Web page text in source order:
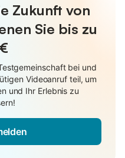
Zukunft von
Sie bis zu
bei und
Videoanruf teil, um
und Ihr Erlebnis zu